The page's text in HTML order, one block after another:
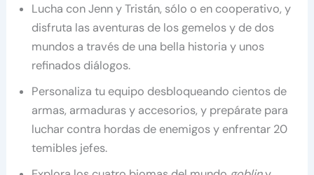
Lucha con Jenn y Tristán, sólo o en cooperativo, y
disfruta las aventuras de los gemelos y de dos
mundos a través de una bella historia y unos
refinados diálogos.
Personaliza tu equipo desbloqueando cientos de
armas, armaduras y accesorios, y prepárate para
luchar contra hordas de enemigos y enfrentar 20
temibles jefes.